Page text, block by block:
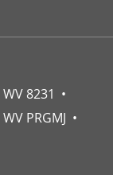
WV 8231
WV PRGMJ